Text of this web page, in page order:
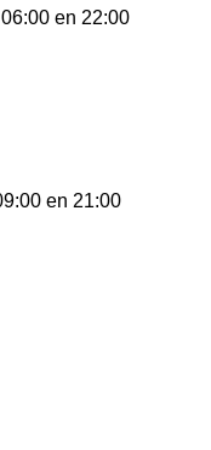
en 22:00
en 21:00